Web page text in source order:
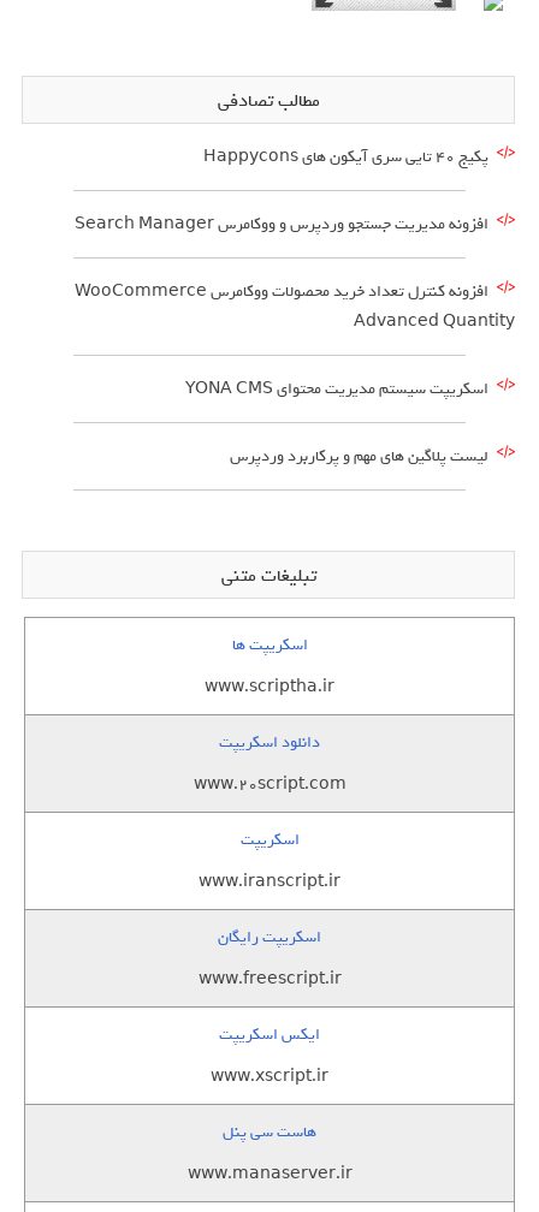
مطالب تصادفی
پکیج 40 تایی سری آیکون های Happycons
افزونه مدیریت جستجو وردپرس و ووکامرس Search Manager
افزونه کنترل تعداد خرید محصولات ووکامرس WooCommerce
Advanced Quantity
اسکریپت سیستم مدیریت محتوای YONA CMS
لیست پلاگین های مهم و پرکاربرد وردپرس
تبلیغات متنی
اسکریپت ها
www.scriptha.ir
دانلود اسکریپت
www.20script.com
اسکریپت
www.iranscript.ir
اسکریپت رایگان
www.freescript.ir
ایکس اسکریپت
www.xscript.ir
هاست سی پنل
www.manaserver.ir